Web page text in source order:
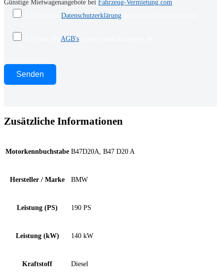
Günstige Mietwagenangebote bei Fahrzeug-Vermietung.com
Ich habe dieDatenschutzerklärung
AGB's
Zusätzliche Informationen
Motorkennbuchstabe B47D20A, B47 D20 A
Hersteller / Marke BMW
Leistung (PS) 190 PS
Leistung (kW) 140 kW
Kraftstoff Diesel